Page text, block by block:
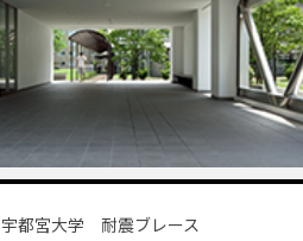
宇都宮大学 耐震ブレース